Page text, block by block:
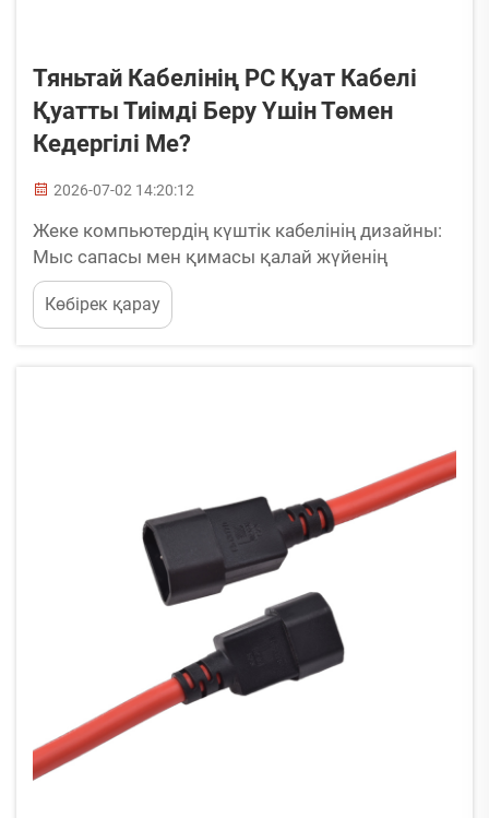
Тяньтай Кабелінің PC Қуат Кабелі
Қуатты Тиімді Беру Үшін Төмен
Кедергілі Ме?
2026-07-02 14:20:12
Жеке компьютердің күштік кабелінің дизайны:
Мыс сапасы мен қимасы қалай жүйенің
тұрақты жұмысы үшін кедергіні азайтады?
Жеке компьютердің күштік кабелі — бұл
компьютерді жинағанда ең аз қарастырылатын
Көбірек қарау